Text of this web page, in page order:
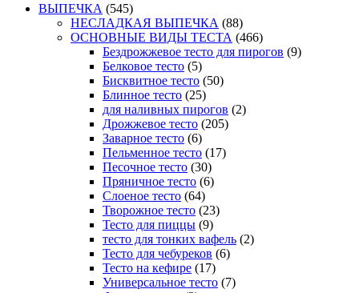
ВЫПЕЧКА (545)
НЕСЛАДКАЯ ВЫПЕЧКА (88)
ОСНОВНЫЕ ВИДЫ ТЕСТА (466)
Бездрожжевое тесто для пирогов (9)
Белковое тесто (5)
Бисквитное тесто (50)
Блинное тесто (25)
для наливных пирогов (2)
Дрожжевое тесто (205)
Заварное тесто (6)
Пельменное тесто (17)
Песочное тесто (30)
Пряничное тесто (6)
Слоеное тесто (64)
Творожное тесто (23)
Тесто для пиццы (9)
тесто для тонких вафель (2)
Тесто для чебуреков (6)
Тесто на кефире (17)
Универсальное тесто (7)